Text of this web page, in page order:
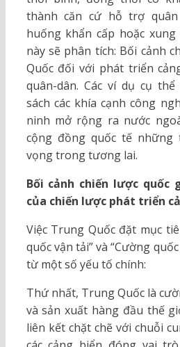
thành căn cứ hỗ trợ
huống khẩn cấp hoặc
này sẽ phân tích: Bối cảnh
Quốc đối với phát triển
quân-dân. Các ví dụ cụ
sách các khía cạnh công
ninh mở rộng ra nước
cộng đồng quốc tế những
vọng trong tương lai.
Bối cảnh chiến lược quốc
của chiến lược phát triển
Việc Trung Quốc đặt mục
quốc vận tải” và “Cường
từ một số yếu tố chính:
Thứ nhất, Trung Quốc là
và sản xuất hàng đầu thế
liên kết chặt chẽ với chuỗi